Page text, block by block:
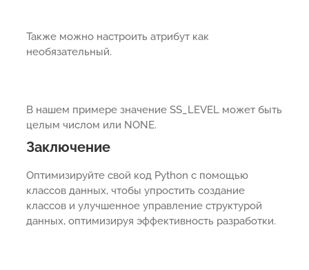
Также можно настроить атрибут как
необязательный.
В нашем примере значение SS_LEVEL может быть
целым числом или NONE.
Заключение
Оптимизируйте свой код Python с помощью
классов данных, чтобы упростить создание
классов и улучшенное управление структурой
данных, оптимизируя эффективность разработки.